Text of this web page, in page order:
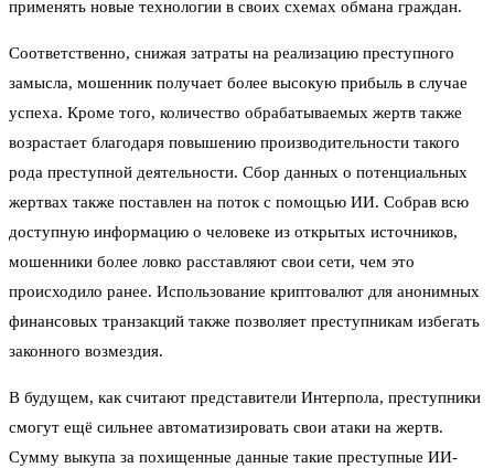
применять новые технологии в своих схемах обмана граждан.
Соответственно, снижая затраты на реализацию преступного
замысла, мошенник получает более высокую прибыль в случае
успеха. Кроме того, количество обрабатываемых жертв также
возрастает благодаря повышению производительности такого
рода преступной деятельности. Сбор данных о потенциальных
жертвах также поставлен на поток с помощью ИИ. Собрав всю
доступную информацию о человеке из открытых источников,
мошенники более ловко расставляют свои сети, чем это
происходило ранее. Использование криптовалют для анонимных
финансовых транзакций также позволяет преступникам избегать
законного возмездия.
В будущем, как считают представители Интерпола, преступники
смогут ещё сильнее автоматизировать свои атаки на жертв.
Сумму выкупа за похищенные данные такие преступные ИИ-